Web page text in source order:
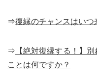
⇒復縁のチャンスはいつ
⇒ 【絶対復縁する！】
ことは何ですか？